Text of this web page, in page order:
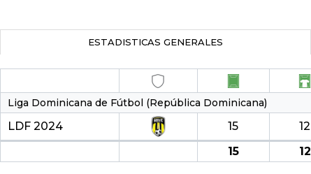
ESTADISTICAS GENERALES
Liga Dominicana de Fútbol (República Dominicana)
LDF 2024 15 12
15
12